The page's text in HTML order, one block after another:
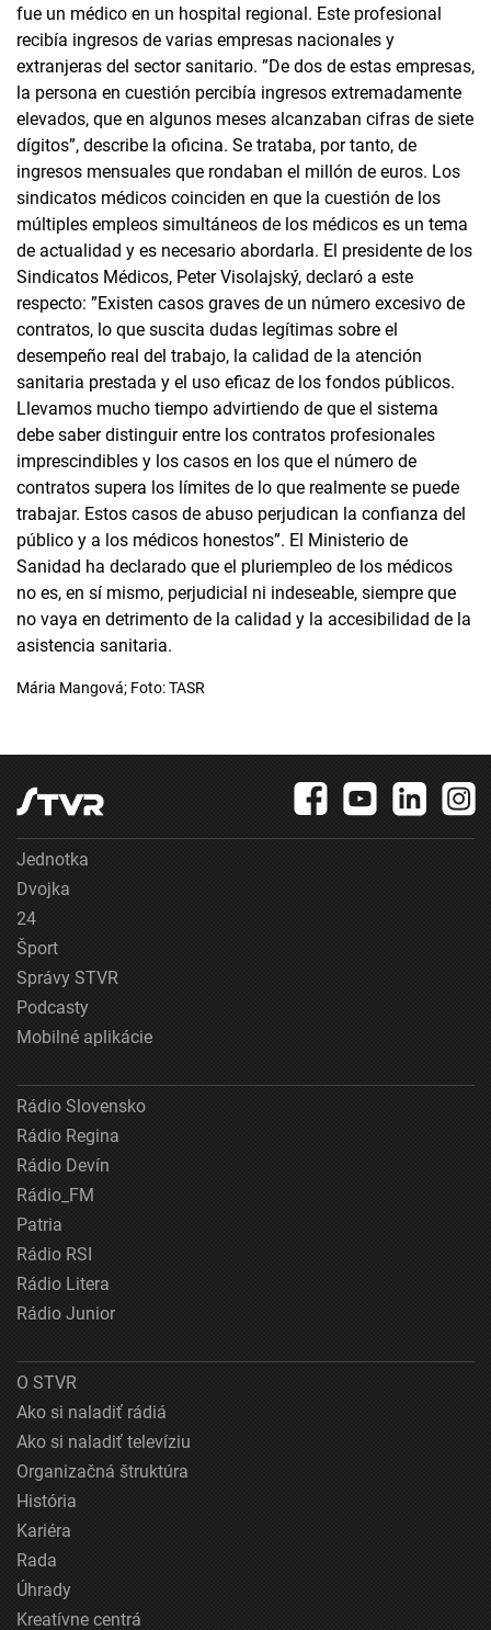
fue un médico en un hospital regional. Este profesional
recibía ingresos de varias empresas nacionales y
extranjeras del sector sanitario. ”De dos de estas empresas,
la persona en cuestión percibía ingresos extremadamente
elevados, que en algunos meses alcanzaban cifras de siete
dígitos”, describe la oficina. Se trataba, por tanto, de
ingresos mensuales que rondaban el millón de euros. Los
sindicatos médicos coinciden en que la cuestión de los
múltiples empleos simultáneos de los médicos es un tema
de actualidad y es necesario abordarla. El presidente de los
Sindicatos Médicos, Peter Visolajský, declaró a este
respecto: ”Existen casos graves de un número excesivo de
contratos, lo que suscita dudas legítimas sobre el
desempeño real del trabajo, la calidad de la atención
sanitaria prestada y el uso eficaz de los fondos públicos.
Llevamos mucho tiempo advirtiendo de que el sistema
debe saber distinguir entre los contratos profesionales
imprescindibles y los casos en los que el número de
contratos supera los límites de lo que realmente se puede
trabajar. Estos casos de abuso perjudican la confianza del
público y a los médicos honestos”. El Ministerio de
Sanidad ha declarado que el pluriempleo de los médicos
no es, en sí mismo, perjudicial ni indeseable, siempre que
no vaya en detrimento de la calidad y la accesibilidad de la
asistencia sanitaria.
Mária Mangová; Foto: TASR
Jednotka
Dvojka
24
Šport
Správy STVR
Podcasty
Mobilné aplikácie
Rádio Slovensko
Rádio Regina
Rádio Devín
Rádio_FM
Patria
Rádio RSI
Rádio Litera
Rádio Junior
O STVR
Ako si naladiť rádiá
Ako si naladiť televíziu
Organizačná štruktúra
História
Kariéra
Rada
Úhrady
Kreatívne centrá